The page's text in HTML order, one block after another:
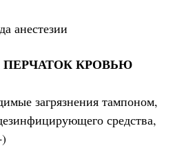
анестезии
ПЕРЧАТОК КРОВЬЮ
загрязнения тампоном,
средства,